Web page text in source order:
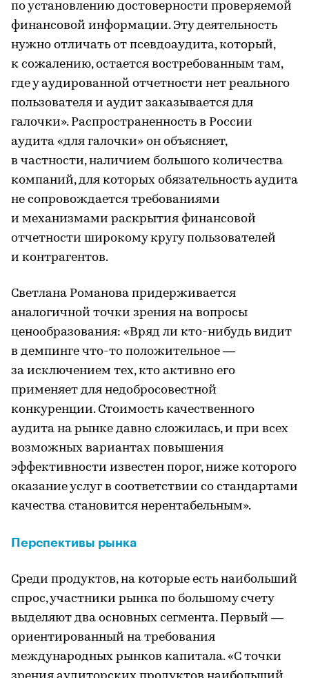
по установлению достоверности проверяемой
финансовой информации. Эту деятельность
нужно отличать от псевдоаудита, который,
к сожалению, остается востребованным там,
где у аудированной отчетности нет реального
пользователя и аудит заказывается для
галочки». Распространенность в России
аудита «для галочки» он объясняет,
в частности, наличием большого количества
компаний, для которых обязательность аудита
не сопровождается требованиями
и механизмами раскрытия финансовой
отчетности широкому кругу пользователей
и контрагентов.
Светлана Романова придерживается
аналогичной точки зрения на вопросы
ценообразования: «Вряд ли кто-нибудь видит
в демпинге что-то положительное —
за исключением тех, кто активно его
применяет для недобросовестной
конкуренции. Стоимость качественного
аудита на рынке давно сложилась, и при всех
возможных вариантах повышения
эффективности известен порог, ниже которого
оказание услуг в соответствии со стандартами
качества становится нерентабельным».
Перспективы рынка
Среди продуктов, на которые есть наибольший
спрос, участники рынка по большому счету
выделяют два основных сегмента. Первый —
ориентированный на требования
международных рынков капитала. «С точки